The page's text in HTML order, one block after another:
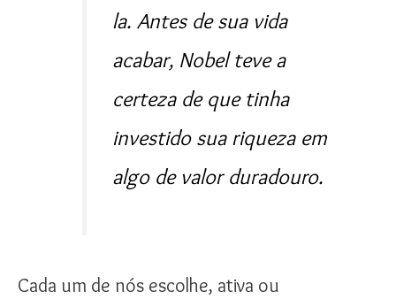
la. Antes de sua vida
acabar, Nobel teve a
certeza de que tinha
investido sua riqueza em
algo de valor duradouro.
Cada um de nós escolhe, ativa ou